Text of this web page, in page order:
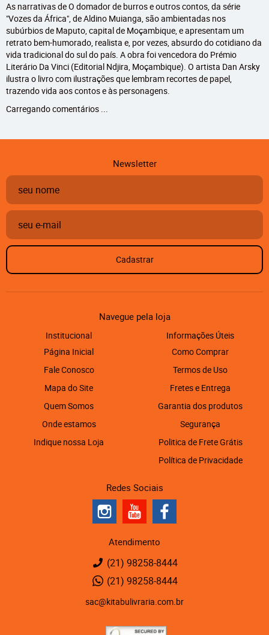
As narrativas de O domador de burros e outros contos, da série
"Vozes da África", de Aldino Muianga, são ambientadas nos
subúrbios de Maputo, capital de Moçambique, e apresentam um
retrato bem-humorado, realista e, por vezes, absurdo do cotidiano da
vida tradicional do sul do país. A obra foi vencedora do Prémio
Literário Da Vinci (Editorial Ndjira, Moçambique). O artista Dan Arsky
ilustra o livro com ilustrações que lembram recortes de papel,
trazendo vida aos contos e às personagens.
Carregando comentários ...
Newsletter
Cadastrar
Navegue pela loja
Institucional
Página Inicial
Fale Conosco
Mapa do Site
Quem Somos
Onde estamos
Indique nossa Loja
Informações Úteis
Como Comprar
Termos de Uso
Fretes e Entrega
Garantia dos produtos
Segurança
Politica de Frete Grátis
Política de Privacidade
Redes Sociais
Atendimento
(21) 98258-8444
(21) 98258-8444
sac@kitabulivraria.com.br